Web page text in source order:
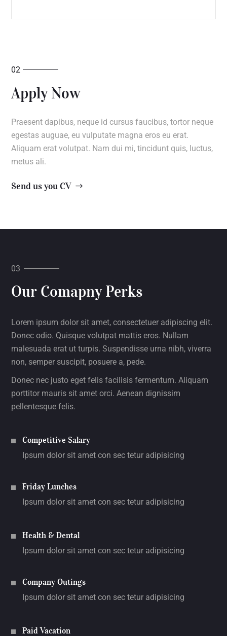
02
Apply Now
Praesent dapibus, neque id cursus faucibus, tortor neque
egestas auguae, eu vulputate magna eros eu erat.
Aliquam erat volutpat. Nam dui mi, tincidunt quis, luctus,
metus ali.
Send us you CV
Our Comapny Perks
Lorem ipsum dolor sit amet, consectetuer adipiscing elit.
Donec odio. Quisque volutpat mattis eros. Nullam
malesuada erat ut turpis. Suspendisse urna nibh, viverra
non, semper suscipit, posuere a, pede.
Donec nec justo eget felis facilisis fermentum. Aliquam
porttitor mauris sit amet orci. Aenean dignissim
pellentesque felis.
Competitive Salary
Ipsum dolor sit amet con sec tetur adipisicing
Friday Lunches
Ipsum dolor sit amet con sec tetur adipisicing
Health & Dental
Ipsum dolor sit amet con sec tetur adipisicing
Company Outings
Ipsum dolor sit amet con sec tetur adipisicing
Paid Vacation